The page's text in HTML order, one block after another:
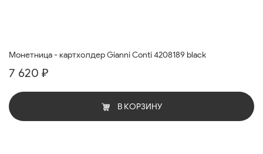
Монетница - картхолдер Gianni Conti 4208189 black
7 620 ₽
В КОРЗИНУ